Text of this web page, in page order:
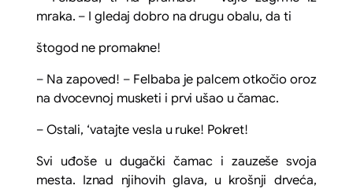
mraka. – I gledaj dobro na drugu obalu, da ti
štogod ne promakne!
– Na zapoved! – Felbaba je palcem otkočio oroz
na dvocevnoj musketi i prvi ušao u čamac.
– Ostali, ‘vatajte vesla u ruke! Pokret!
Svi uđoše u dugački čamac i zauzeše svoja
mesta. Iznad njihovih glava, u krošnji drveća,